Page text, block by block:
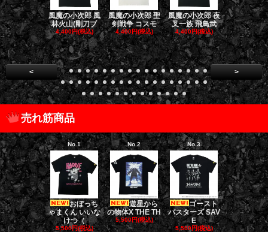
風魔の小次郎 風
林火山(剛刀ブ
4,400円(税込)
風魔の小次郎 聖
剣戦争 コスモ
4,400円(税込)
風魔の小次郎 夜
叉一族 飛鳥武
4,400円(税込)
風魔の小次
魔一族 竜
4,400円(税
< >
売れ筋商品
No.1
おぼっち
ゃまくん いいな
けつ（
5,500円(税込)
No.2
遊星から
の物体X THE TH
5,500円(税込)
No.3
ゴースト
バスターズ SAV
E
5,500円(税込)
No.4
ゴー
バスターズ
ージャ
5,500円(税